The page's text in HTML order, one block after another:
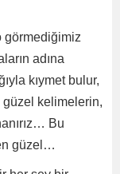
görmediğimiz
adına
kıymet bulur,
güzel kelimelerin,
Bu
güzel…